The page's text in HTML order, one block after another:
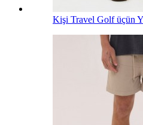
Kişi Travel Golf üçün